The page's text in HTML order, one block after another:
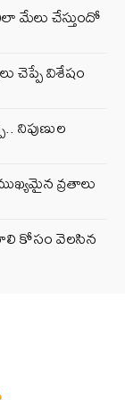
మేలు చేస్తుందో
చెప్పే విశేషం
నిపుణుల
వ్రతాలు
కోసం వెలసిన